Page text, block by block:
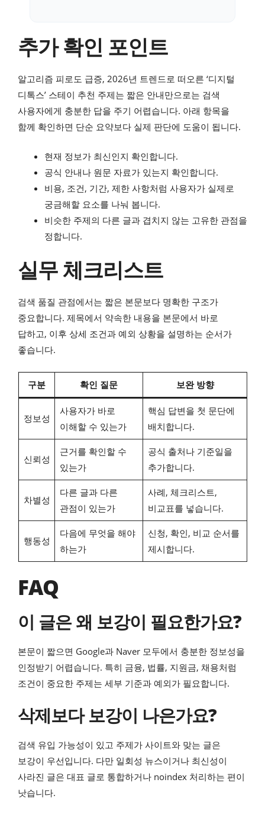
추가 확인 포인트
알고리즘 피로도 급증, 2026년 트렌드로 떠오른 ‘디지털
디톡스’ 스테이 추천 주제는 짧은 안내만으로는 검색
사용자에게 충분한 답을 주기 어렵습니다. 아래 항목을
함께 확인하면 단순 요약보다 실제 판단에 도움이 됩니다.
현재 정보가 최신인지 확인합니다.
공식 안내나 원문 자료가 있는지 확인합니다.
비용, 조건, 기간, 제한 사항처럼 사용자가 실제로
궁금해할 요소를 나눠 봅니다.
비슷한 주제의 다른 글과 겹치지 않는 고유한 관점을
정합니다.
실무 체크리스트
검색 품질 관점에서는 짧은 본문보다 명확한 구조가
중요합니다. 제목에서 약속한 내용을 본문에서 바로
답하고, 이후 상세 조건과 예외 상황을 설명하는 순서가
좋습니다.
구분 확인 질문 보완 방향
정보성
사용자가 바로
이해할 수 있는가
핵심 답변을 첫 문단에
배치합니다.
신뢰성
근거를 확인할 수
있는가
공식 출처나 기준일을
추가합니다.
차별성
다른 글과 다른
관점이 있는가
사례, 체크리스트,
비교표를 넣습니다.
행동성
다음에 무엇을 해야
하는가
신청, 확인, 비교 순서를
제시합니다.
FAQ
이 글은 왜 보강이 필요한가요?
본문이 짧으면 Google과 Naver 모두에서 충분한 정보성을
인정받기 어렵습니다. 특히 금융, 법률, 지원금, 채용처럼
조건이 중요한 주제는 세부 기준과 예외가 필요합니다.
삭제보다 보강이 나은가요?
검색 유입 가능성이 있고 주제가 사이트와 맞는 글은
보강이 우선입니다. 다만 일회성 뉴스이거나 최신성이
사라진 글은 대표 글로 통합하거나 noindex 처리하는 편이
낫습니다.